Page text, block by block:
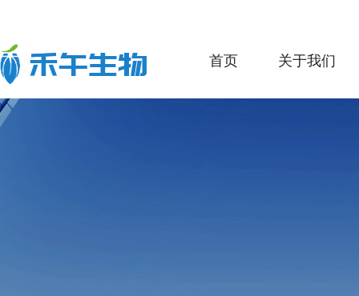
首页 关于我们